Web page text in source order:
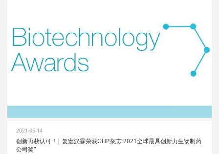
2021-05-14
创新再获认可！| 复宏汉霖荣获GHP杂志“2021全球最具创新力生物制药
公司奖”